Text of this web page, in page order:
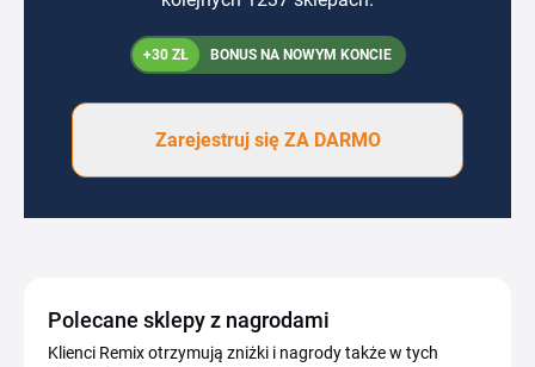
+30 ZŁ BONUS NA NOWYM KONCIE
Zarejestruj się ZA DARMO
Polecane sklepy z nagrodami
Klienci Remix otrzymują zniżki i nagrody także w tych